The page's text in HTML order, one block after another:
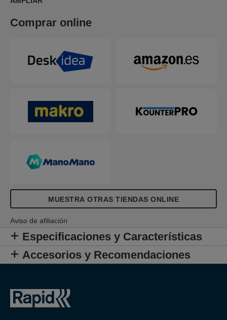
cansancio a los músculos del antebrazo. Ahorra
hasta un 40% de tu esfuerzo en trabajos con
con un simple giro del regulador cuando se
requiere. Hace la vida más fácil lo uses cada día o
de vez en cuando.
Comprar online
MUESTRA OTRAS TIENDAS ONLINE
Aviso de afiliación
Especificaciones y Características
Accesorios y Recomendaciones